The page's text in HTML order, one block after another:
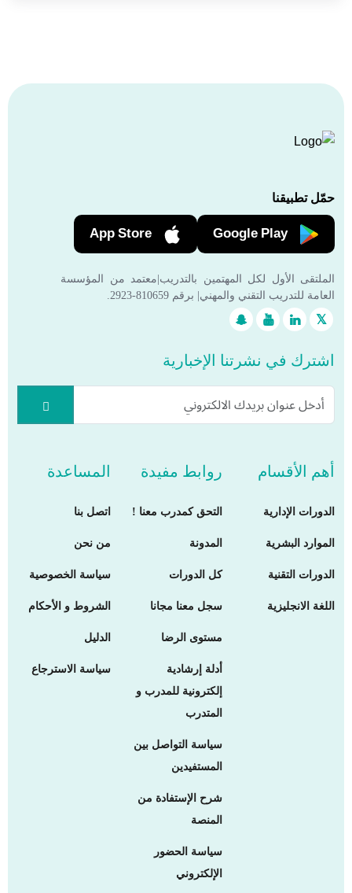
حمّل تطبيقنا
Google Play
App Store
الملتقى الأول لكل المهتمين بالتدريب|معتمد من المؤسسة
العامة للتدريب التقني والمهني| برقم 810659-2923.
اشترك في نشرتنا الإخبارية
أهم الأقسام
الدورات الإدارية
الموارد البشرية
الدورات التقنية
اللغة الانجليزية
روابط مفيدة
التحق كمدرب معنا !
المدونة
كل الدورات
سجل معنا مجانا
مستوى الرضا
أدلة إرشادية
إلكترونية للمدرب و
المتدرب
سياسة التواصل بين
المستفيدين
شرح الإستفادة من
المنصة
سياسة الحضور
الإلكتروني
المساعدة
اتصل بنا
من نحن
سياسة الخصوصية
الشروط و الأحكام
الدليل
سياسة الاسترجاع